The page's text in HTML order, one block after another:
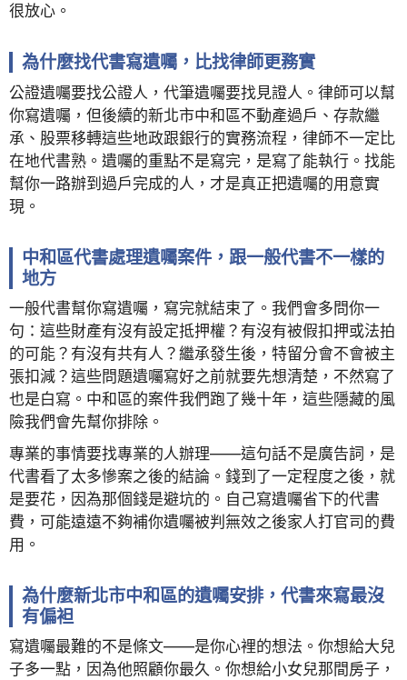
很放心。
為什麼找代書寫遺囑，比找律師更務實
公證遺囑要找公證人，代筆遺囑要找見證人。律師可以幫
你寫遺囑，但後續的新北市中和區不動產過戶、存款繼
承、股票移轉這些地政跟銀行的實務流程，律師不一定比
在地代書熟。遺囑的重點不是寫完，是寫了能執行。找能
幫你一路辦到過戶完成的人，才是真正把遺囑的用意實
現。
中和區代書處理遺囑案件，跟一般代書不一樣的
地方
一般代書幫你寫遺囑，寫完就結束了。我們會多問你一
句：這些財產有沒有設定抵押權？有沒有被假扣押或法拍
的可能？有沒有共有人？繼承發生後，特留分會不會被主
張扣減？這些問題遺囑寫好之前就要先想清楚，不然寫了
也是白寫。中和區的案件我們跑了幾十年，這些隱藏的風
險我們會先幫你排除。
專業的事情要找專業的人辦理——這句話不是廣告詞，是
代書看了太多慘案之後的結論。錢到了一定程度之後，就
是要花，因為那個錢是避坑的。自己寫遺囑省下的代書
費，可能遠遠不夠補你遺囑被判無效之後家人打官司的費
用。
為什麼新北市中和區的遺囑安排，代書來寫最沒
有偏袒
寫遺囑最難的不是條文——是你心裡的想法。你想給大兒
子多一點，因為他照顧你最久。你想給小女兒那間房子，